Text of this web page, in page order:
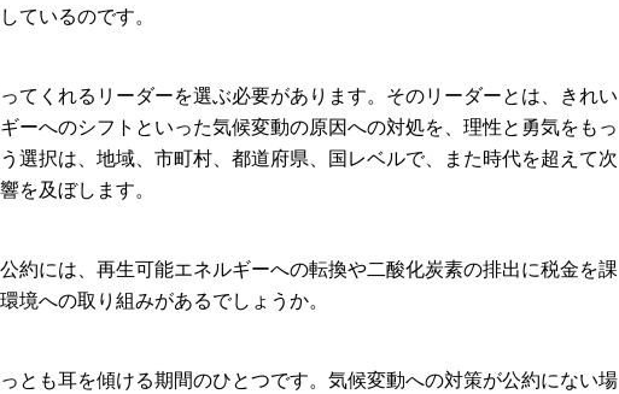
ているのです。
てくれるリーダーを選ぶ必要があります。そのリーダーとは、きれい
ーへのシフトといった気候変動の原因への対処を、理性と勇気をもっ
選択は、地域、市町村、都道府県、国レベルで、また時代を超えて次
を及ぼします。
約には、再生可能エネルギーへの転換や二酸化炭素の排出に税金を課
境への取り組みがあるでしょうか。
とも耳を傾ける期間のひとつです。気候変動への対策が公約にない場